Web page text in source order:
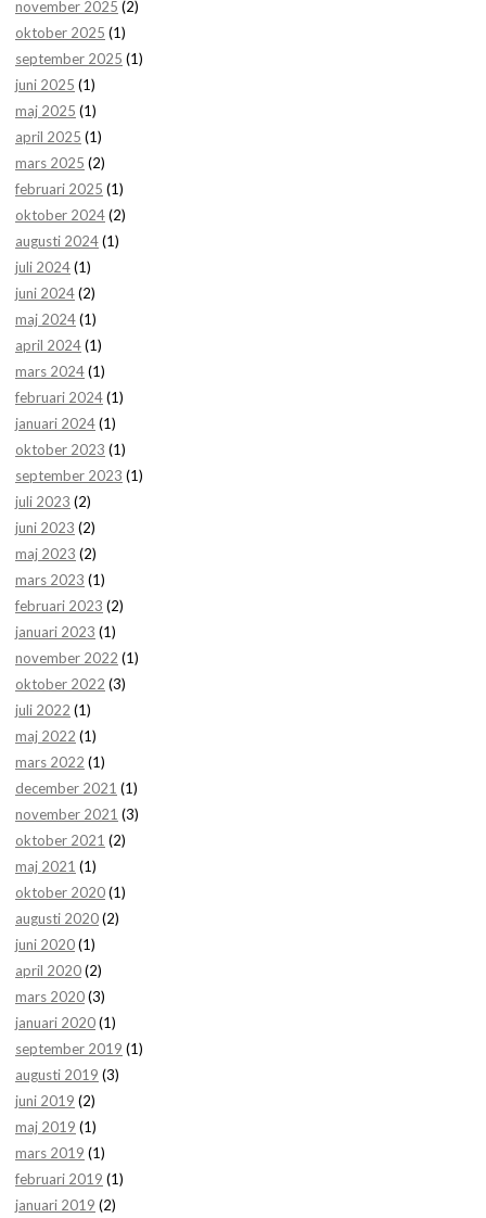
november 2025 (2)
oktober 2025 (1)
september 2025 (1)
juni 2025 (1)
maj 2025 (1)
april 2025 (1)
mars 2025 (2)
februari 2025 (1)
oktober 2024(2)
augusti 2024(1)
juli 2024(1)
juni 2024(2)
maj 2024(1)
april 2024(1)
mars 2024(1)
februari 2024(1)
januari 2024(1)
oktober 2023 (1)
september 2023 (1)
juli 2023 (2)
juni 2023 (2)
maj 2023 (2)
mars 2023 (1)
februari 2023 (2)
januari 2023 (1)
november 2022 (1)
oktober 2022 (3)
juli 2022 (1)
maj 2022 (1)
mars 2022 (1)
december 2021 (1)
november 2021 (3)
oktober 2021 (2)
maj 2021 (1)
oktober 2020(1)
augusti 2020(2)
juni 2020(1)
april 2020(2)
mars 2020(3)
januari 2020(1)
september 2019 (1)
augusti 2019 (3)
juni 2019 (2)
maj 2019 (1)
mars 2019 (1)
februari 2019 (1)
januari 2019 (2)